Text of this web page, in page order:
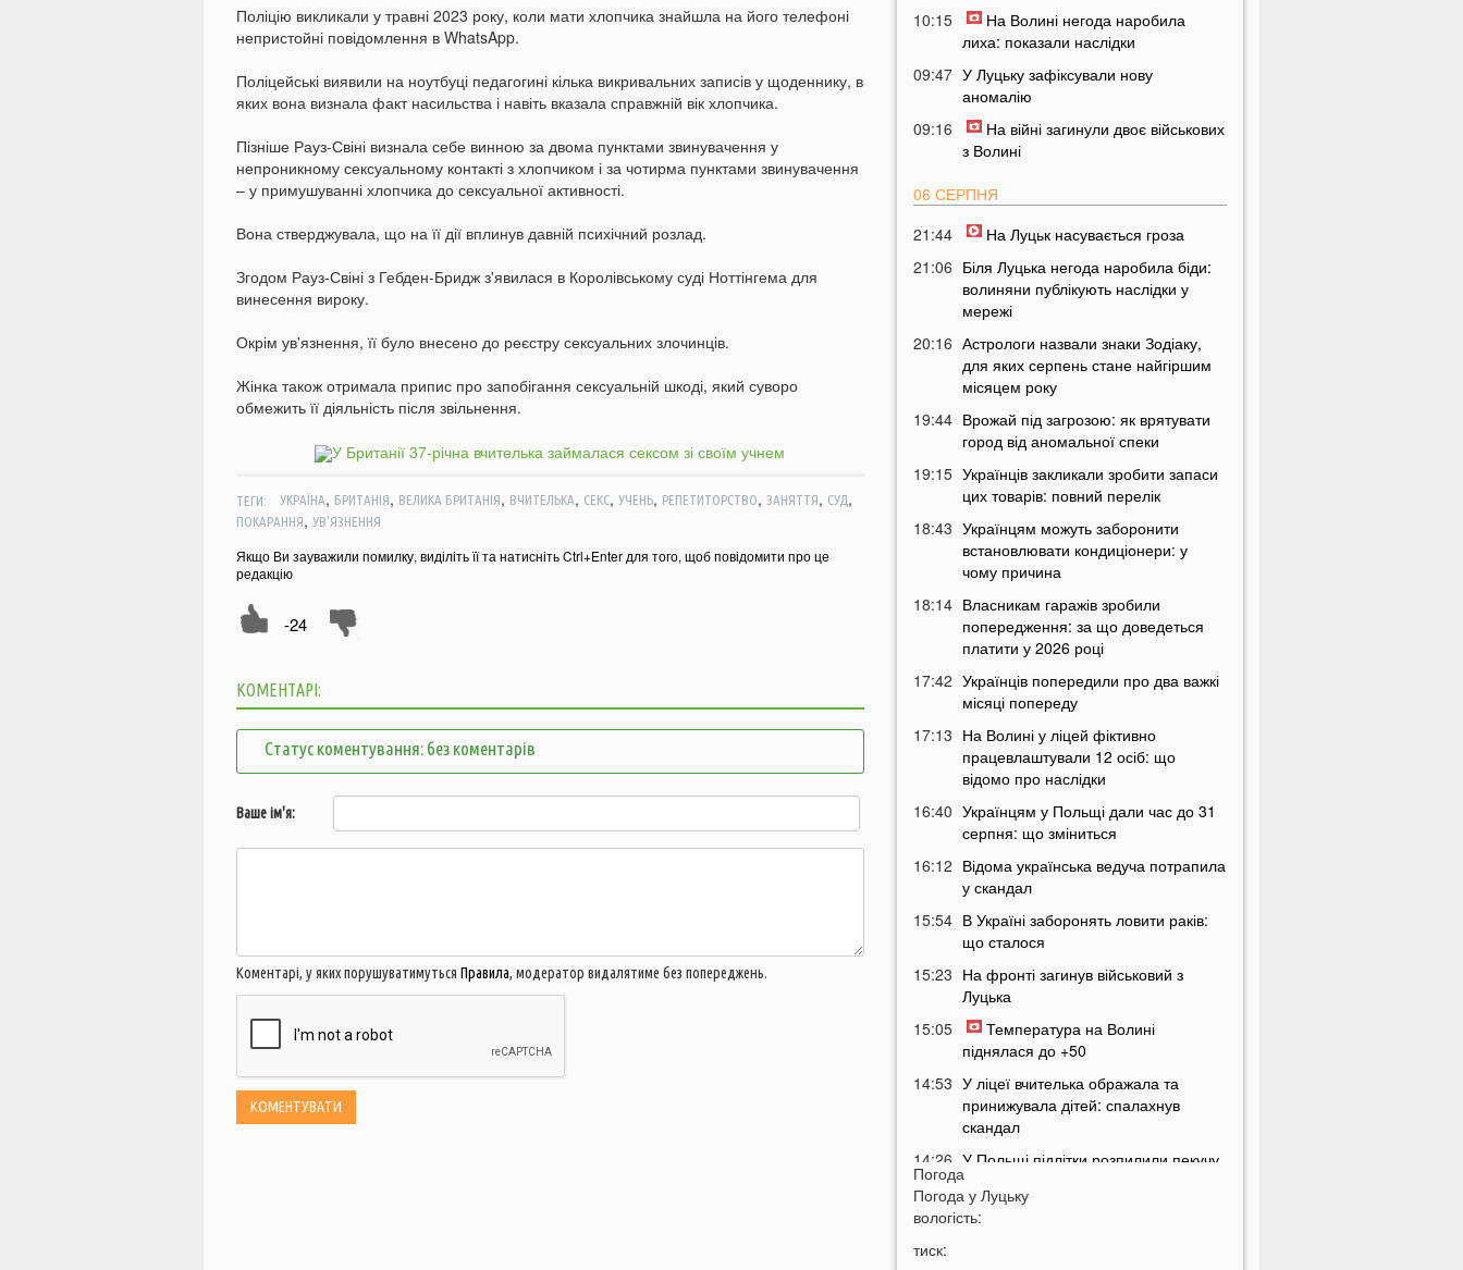
Поліцію викликали у травні 2023 року, коли мати хлопчика знайшла на його телефоні
непристойні повідомлення в WhatsApp.
Поліцейські виявили на ноутбуці педагогині кілька викривальних записів у щоденнику, в
яких вона визнала факт насильства і навіть вказала справжній вік хлопчика.
Пізніше Рауз-Свіні визнала себе винною за двома пунктами звинувачення у
непроникному сексуальному контакті з хлопчиком і за чотирма пунктами звинувачення
– у примушуванні хлопчика до сексуальної активності.
Вона стверджувала, що на її дії вплинув давній психічний розлад.
Згодом Рауз-Свіні з Гебден-Бридж з'явилася в Королівському суді Ноттінгема для
винесення вироку.
Окрім ув'язнення, її було внесено до реєстру сексуальних злочинців.
Жінка також отримала припис про запобігання сексуальній шкоді, який суворо
обмежить її діяльність після звільнення.
ТЕГИ: УКРАЇНА, БРИТАНІЯ, ВЕЛИКА БРИТАНІЯ, ВЧИТЕЛЬКА, СЕКС, УЧЕНЬ, РЕПЕТИТОРСТВО, ЗАНЯТТЯ, СУД,
ПОКАРАННЯ, УВ'ЯЗНЕННЯ
Якщо Ви зауважили помилку, виділіть її та натисніть Ctrl+Enter для того, щоб повідомити про це
редакцію
-24
КОМЕНТАРІ:
Статус коментування: без коментарів
Ваше ім'я:
Коментарі, у яких порушуватимуться Правила, модератор видалятиме без попереджень.
10:15
На Волині негода наробила
лиха: показали наслідки
09:47 У Луцьку зафіксували нову
аномалію
09:16
На війні загинули двоє військових
з Волині
06 СЕРПНЯ
21:44
На Луцьк насувається гроза
21:06 Біля Луцька негода наробила біди:
волиняни публікують наслідки у
мережі
20:16 Астрологи назвали знаки Зодіаку,
для яких серпень стане найгіршим
місяцем року
19:44 Врожай під загрозою: як врятувати
город від аномальної спеки
19:15 Українців закликали зробити запаси
цих товарів: повний перелік
18:43 Українцям можуть заборонити
встановлювати кондиціонери: у
чому причина
18:14 Власникам гаражів зробили
попередження: за що доведеться
платити у 2026 році
17:42 Українців попередили про два важкі
місяці попереду
17:13 На Волині у ліцей фіктивно
працевлаштували 12 осіб: що
відомо про наслідки
16:40 Українцям у Польщі дали час до 31
серпня: що зміниться
16:12 Відома українська ведуча потрапила
у скандал
15:54 В Україні заборонять ловити раків:
що сталося
15:23 На фронті загинув військовий з
Луцька
15:05
Температура на Волині
піднялася до +50
14:53 У ліцеї вчителька ображала та
принижувала дітей: спалахнув
скандал
14:26 У Польщі підлітки розпилили пекучу
речовину на 14-річного українця
14:10 Стало відомо, коли Волинь накриє
Погода
Погода у Луцьку
вологість:
тиск: